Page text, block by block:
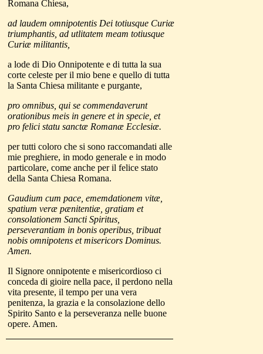
Romana Chiesa,
ad laudem omnipotentis Dei totiusque Curiæ
triumphantis, ad utlitatem meam totiusque
Curiæ militantis,
a lode di Dio Onnipotente e di tutta la sua
corte celeste per il mio bene e quello di tutta
la Santa Chiesa militante e purgante,
pro omnibus, qui se commendaverunt
orationibus meis in genere et in specie, et
pro felici statu sanctæ Romanæ Ecclesiæ.
per tutti coloro che si sono raccomandati alle
mie preghiere, in modo generale e in modo
particolare, come anche per il felice stato
della Santa Chiesa Romana.
Gaudium cum pace, ememdationem vitæ,
spatium veræ pænitentiæ, gratiam et
consolationem Sancti Spiritus,
perseverantiam in bonis operibus, tribuat
nobis omnipotens et misericors Dominus.
Amen.
Il Signore onnipotente e misericordioso ci
conceda di gioire nella pace, il perdono nella
vita presente, il tempo per una vera
penitenza, la grazia e la consolazione dello
Spirito Santo e la perseveranza nelle buone
opere. Amen.